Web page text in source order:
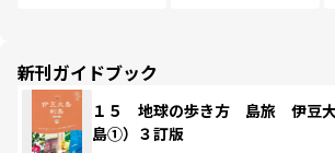
新刊ガイドブック
１５ 地球の歩き方 島旅 伊豆
島①）３訂版